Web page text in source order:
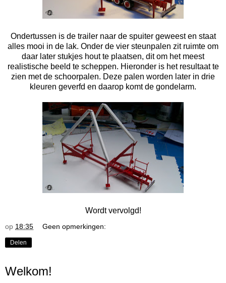
Ondertussen is de trailer naar de spuiter geweest en staat
alles mooi in de lak. Onder de vier steunpalen zit ruimte om
daar later stukjes hout te plaatsen, dit om het meest
realistische beeld te scheppen. Hieronder is het resultaat te
zien met de schoorpalen. Deze palen worden later in drie
kleuren geverfd en daarop komt de gondelarm.
Wordt vervolgd!
op 18:35 Geen opmerkingen:
Delen
Welkom!